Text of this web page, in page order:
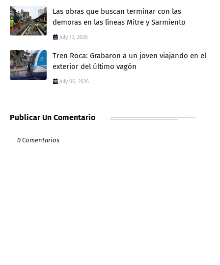
Las obras que buscan terminar con las
demoras en las líneas Mitre y Sarmiento
July 13, 2026
Tren Roca: Grabaron a un joven viajando en el
exterior del último vagón
July 06, 2026
Publicar Un Comentario
0 Comentarios